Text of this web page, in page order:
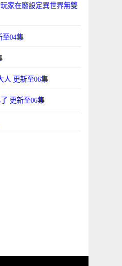
家在廢設定異世界無雙
至04集
人 更新至06集
更新至06集